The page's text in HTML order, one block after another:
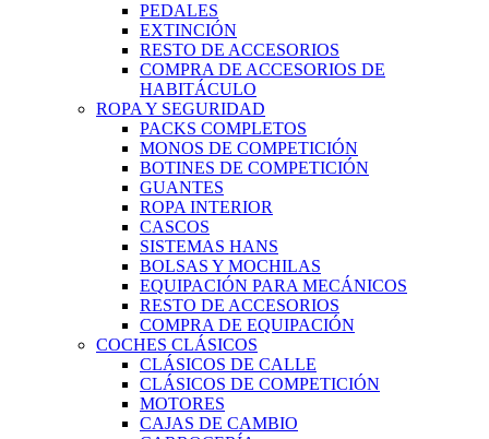
PEDALES
EXTINCIÓN
RESTO DE ACCESORIOS
COMPRA DE ACCESORIOS DE
HABITÁCULO
ROPA Y SEGURIDAD
PACKS COMPLETOS
MONOS DE COMPETICIÓN
BOTINES DE COMPETICIÓN
GUANTES
ROPA INTERIOR
CASCOS
SISTEMAS HANS
BOLSAS Y MOCHILAS
EQUIPACIÓN PARA MECÁNICOS
RESTO DE ACCESORIOS
COMPRA DE EQUIPACIÓN
COCHES CLÁSICOS
CLÁSICOS DE CALLE
CLÁSICOS DE COMPETICIÓN
MOTORES
CAJAS DE CAMBIO